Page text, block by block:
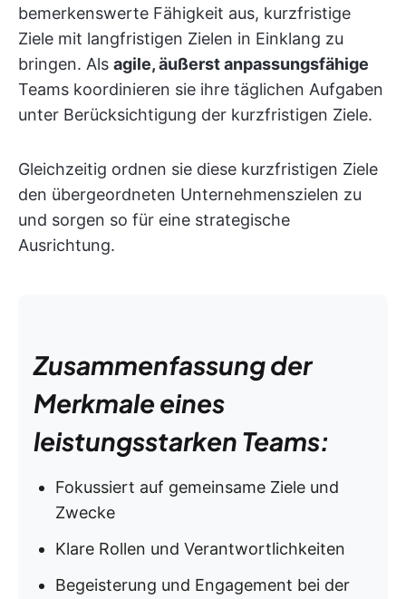
bemerkenswerte Fähigkeit aus, kurzfristige
Ziele mit langfristigen Zielen in Einklang zu
bringen. Als agile, äußerst anpassungsfähige
Teams koordinieren sie ihre täglichen Aufgaben
unter Berücksichtigung der kurzfristigen Ziele.
Gleichzeitig ordnen sie diese kurzfristigen Ziele
den übergeordneten Unternehmenszielen zu
und sorgen so für eine strategische
Ausrichtung.
Zusammenfassung der
Merkmale eines
leistungsstarken Teams:
Fokussiert auf gemeinsame Ziele und
Zwecke
Klare Rollen und Verantwortlichkeiten
Begeisterung und Engagement bei der